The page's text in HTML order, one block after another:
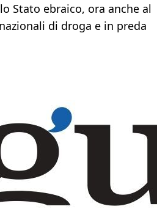
Stato ebraico, ora anche al
di droga e in preda